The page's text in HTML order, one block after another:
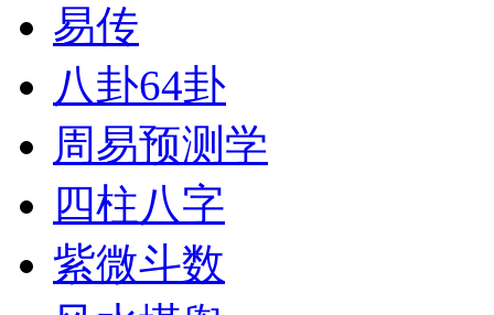
易传
八卦64卦
周易预测学
四柱八字
紫微斗数